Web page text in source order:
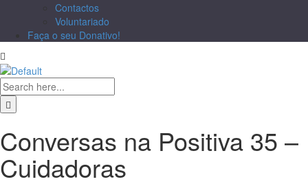
Contactos
Voluntariado
Faça o seu Donativo!
Conversas na Positiva 35 –
Cuidadoras